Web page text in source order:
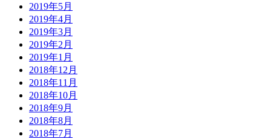
2019年5月
2019年4月
2019年3月
2019年2月
2019年1月
2018年12月
2018年11月
2018年10月
2018年9月
2018年8月
2018年7月